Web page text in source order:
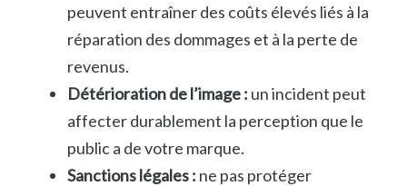
peuvent entraîner des coûts élevés liés à la
réparation des dommages et à la perte de
revenus.
Détérioration de l’image : un incident peut
affecter durablement la perception que le
public a de votre marque.
Sanctions légales : ne pas protéger